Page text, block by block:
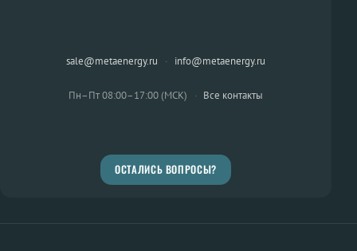
sale@metaenergy.ru · info@metaenergy.ru
Пн–Пт 08:00–17:00 (МСК) · Все контакты
ОСТАЛИСЬ ВОПРОСЫ?